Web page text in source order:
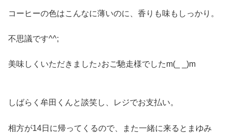
コーヒーの色はこんなに薄いのに、香りも味もしっかり。
不思議です^^;
美味しくいただきました♪おご馳走様でしたm(_ _)m
しばらく牟田くんと談笑し、レジでお支払い。
相方が14日に帰ってくるので、また一緒に来るとまゆみ